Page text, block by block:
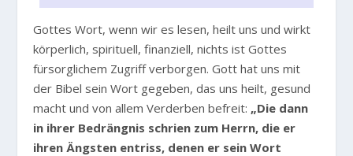
Gottes Wort, wenn wir es lesen, heilt uns und wirkt
körperlich, spirituell, finanziell, nichts ist Gottes
fürsorglichem Zugriff verborgen. Gott hat uns mit
der Bibel sein Wort gegeben, das uns heilt, gesund
macht und von allem Verderben befreit: „Die dann
in ihrer Bedrängnis schrien zum Herrn, die er
ihren Ängsten entriss, denen er sein Wort